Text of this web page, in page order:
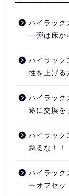
ハイラッ
一弾は床か
ハイラッ
性を上げる
ハイラッ
途に交換を
ハイラッ
怠るな！！
ハイラッ
ーオフセッ